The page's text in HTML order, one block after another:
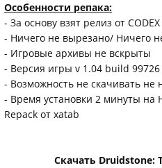
Особенности репака:
- За основу взят релиз от CODEX
- Ничего не вырезано/ Ничего
- Игровые архивы не вскрыты
- Версия игры v 1.04 build 99726
- Возможность не скачивать
- Время установки 2 минуты на
Repack от xatab
Скачать Druidstone: